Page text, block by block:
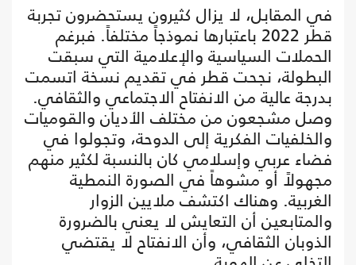
في المقابل، لا يزال كثيرون يستحضرون تجربة
قطر 2022 باعتبارها نموذجاً مختلفاً. فبرغم
الحملات السياسية والإعلامية التي سبقت
البطولة، نجحت قطر في تقديم نسخة اتسمت
بدرجة عالية من الانفتاح الاجتماعي والثقافي.
وصل مشجعون من مختلف الأديان والقوميات
والخلفيات الفكرية إلى الدوحة، وتجولوا في
فضاء عربي وإسلامي كان بالنسبة لكثير منهم
مجهولاً أو مشوهاً في الصورة النمطية
الغربية. وهناك اكتشف ملايين الزوار
والمتابعين أن التعايش لا يعني بالضرورة
الذوبان الثقافي، وأن الانفتاح لا يقتضي